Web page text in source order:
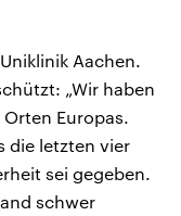
Aachen.
„Wir haben
Europas.
die letzten vier
sei gegeben.
schwer